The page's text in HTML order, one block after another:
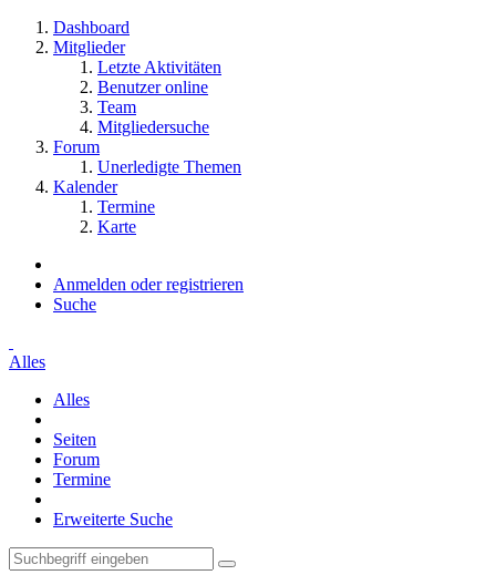
Dashboard
Mitglieder
Letzte Aktivitäten
Benutzer online
Team
Mitgliedersuche
Forum
Unerledigte Themen
Kalender
Termine
Karte
Anmelden oder registrieren
Suche
Alles
Alles
Seiten
Forum
Termine
Erweiterte Suche